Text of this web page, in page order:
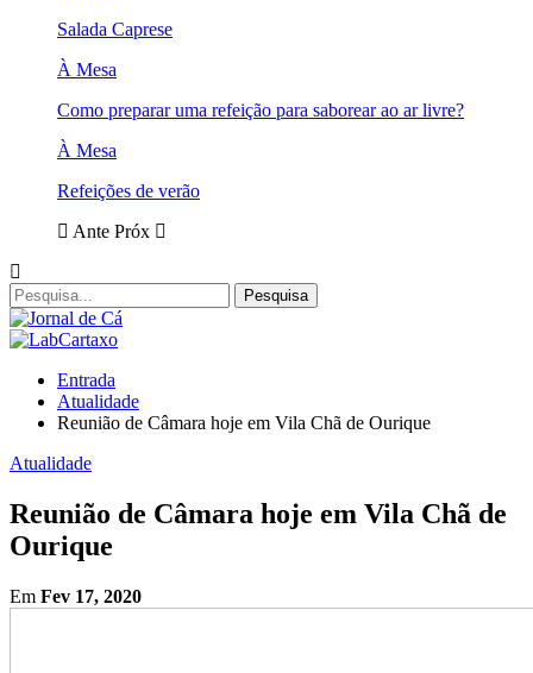
Salada Caprese
À Mesa
Como preparar uma refeição para saborear ao ar livre?
À Mesa
Refeições de verão
Ante Próx
Entrada
Atualidade
Reunião de Câmara hoje em Vila Chã de Ourique
Atualidade
Reunião de Câmara hoje em Vila Chã de
Ourique
Em Fev 17, 2020